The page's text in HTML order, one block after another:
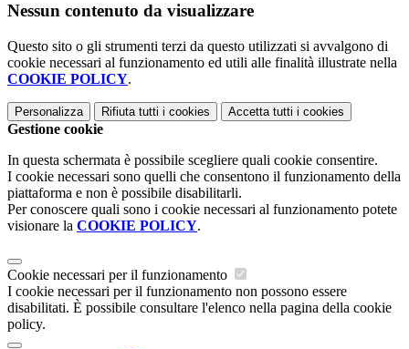
Nessun contenuto da visualizzare
Questo sito o gli strumenti terzi da questo utilizzati si avvalgono di
cookie necessari al funzionamento ed utili alle finalità illustrate nella
COOKIE POLICY.
Personalizza Rifiuta tutti i cookies Accetta tutti i cookies
Gestione cookie
In questa schermata è possibile scegliere quali cookie consentire.
I cookie necessari sono quelli che consentono il funzionamento della
piattaforma e non è possibile disabilitarli.
Per conoscere quali sono i cookie necessari al funzionamento potete
visionare la COOKIE POLICY.
Cookie necessari per il funzionamento
I cookie necessari per il funzionamento non possono essere
disabilitati. È possibile consultare l'elenco nella pagina della cookie
policy.